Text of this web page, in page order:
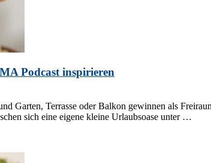
Podcast inspirieren
Garten, Terrasse oder Balkon gewinnen als
sich eine eigene kleine Urlaubsoase unter …